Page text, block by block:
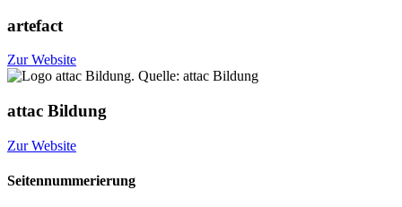
artefact
Zur Website
attac Bildung
Zur Website
Seitennummerierung